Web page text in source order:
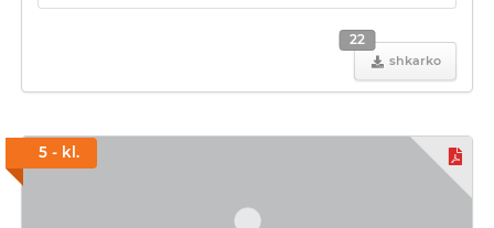
shkarko
22
5 - kl.